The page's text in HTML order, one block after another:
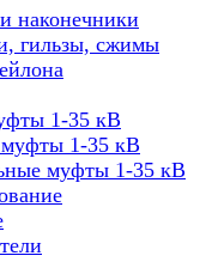
наконечники
гильзы, сжимы
1-35 кВ
муфты 1-35 кВ
муфты 1-35 кВ